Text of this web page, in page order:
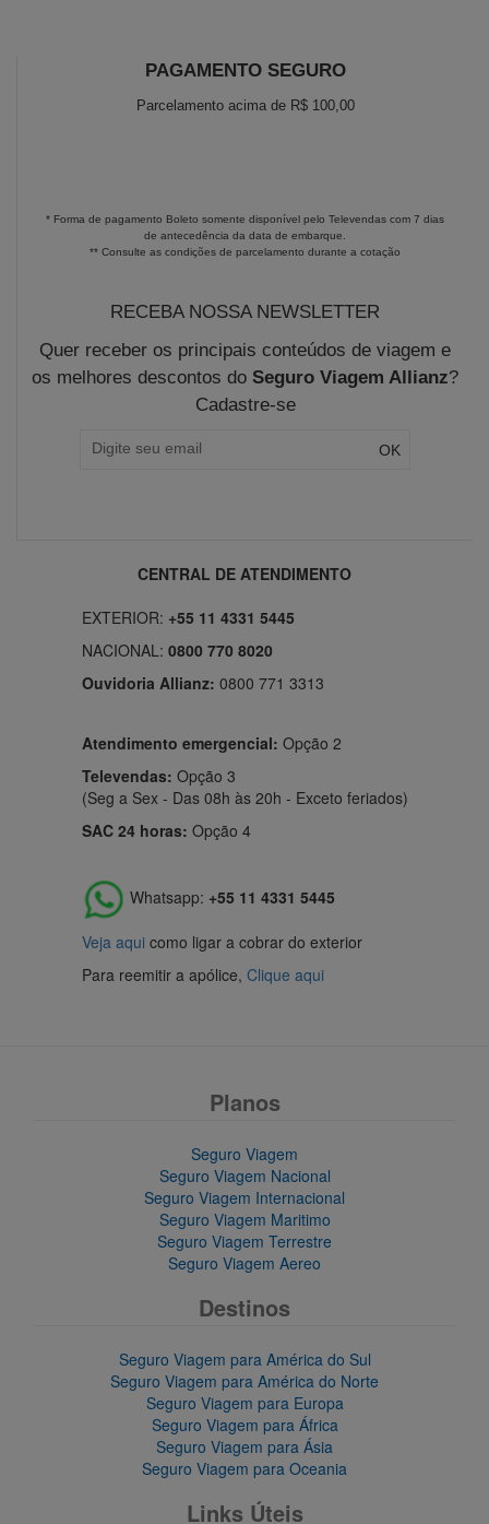
PAGAMENTO SEGURO
Parcelamento acima de R$ 100,00
* Forma de pagamento Boleto somente disponível pelo Televendas com 7 dias
de antecedência da data de embarque.
** Consulte as condições de parcelamento durante a cotação
RECEBA NOSSA NEWSLETTER
Quer receber os principais conteúdos de viagem e
os melhores descontos do Seguro Viagem Allianz?
Cadastre-se
CENTRAL DE ATENDIMENTO
EXTERIOR: +55 11 4331 5445
NACIONAL: 0800 770 8020
Ouvidoria Allianz: 0800 771 3313
Atendimento emergencial: Opção 2
Televendas: Opção 3
(Seg a Sex - Das 08h às 20h - Exceto feriados)
SAC 24 horas: Opção 4
Whatsapp: +55 11 4331 5445
Veja aqui como ligar a cobrar do exterior
Para reemitir a apólice, Clique aqui
Planos
Seguro Viagem
Seguro Viagem Nacional
Seguro Viagem Internacional
Seguro Viagem Maritimo
Seguro Viagem Terrestre
Seguro Viagem Aereo
Destinos
Seguro Viagem para América do Sul
Seguro Viagem para América do Norte
Seguro Viagem para Europa
Seguro Viagem para África
Seguro Viagem para Ásia
Seguro Viagem para Oceania
Links Úteis